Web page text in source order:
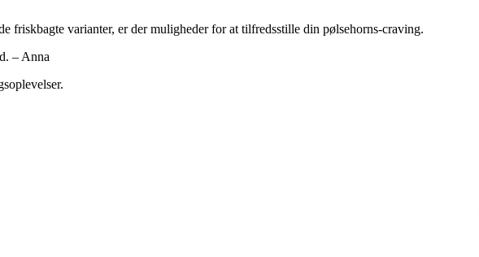
friskbagte varianter, er der muligheder for at tilfredsstille din pølsehorns-craving.
– Anna